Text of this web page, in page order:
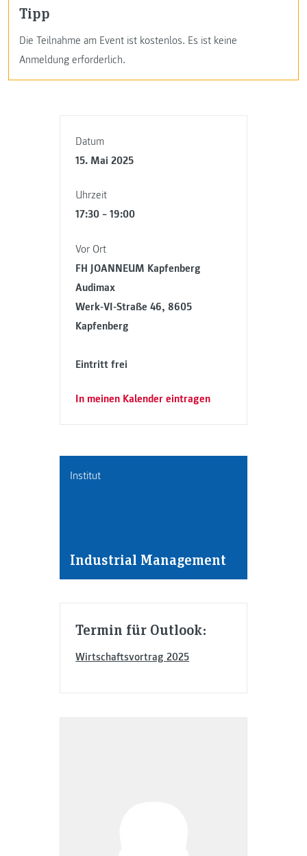
Datum
15. Mai 2025
Uhrzeit
17:30 – 19:00
Vor Ort
FH JOANNEUM Kapfenberg
Audimax
Werk-VI-Straße 46, 8605
Kapfenberg
Eintritt frei
In meinen Kalender eintragen
Institut
Industrial Management
Termin für Outlook:
Wirtschaftsvortrag 2025
Tipp
Die Teilnahme am Event ist kostenlos. Es ist keine
Anmeldung erforderlich.